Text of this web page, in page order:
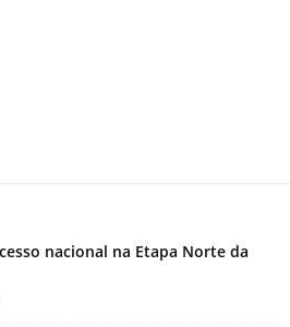
nacional na Etapa Norte da